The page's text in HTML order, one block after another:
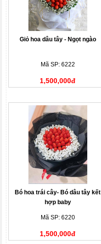
Giỏ hoa dâu tây - Ngọt ngào
Mã SP: 6222
1,500,000đ
Bó hoa trái cây- Bó dâu tây kết
hợp baby
Mã SP: 6220
1,500,000đ